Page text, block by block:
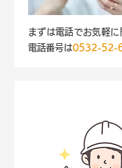
まずは電話でお気軽に
電話番号は0532-52-